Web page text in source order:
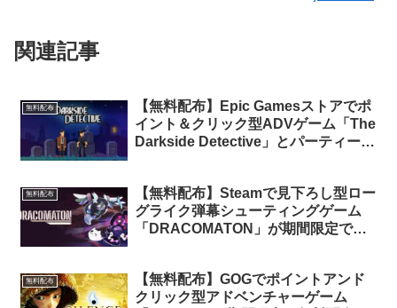
関連記事
無料配布
【無料配布】Epic Gamesストアでポ
イント＆クリック型ADVゲーム「The
Darkside Detective」とパーティーゲ
無料配布
【無料配布】Steamで見下ろし型ロー
グライク弾幕シューティングゲーム
「DRACOMATON」が期間限定で無
無料配布
【無料配布】GOGでポイントアンド
クリック型アドベンチャーゲーム